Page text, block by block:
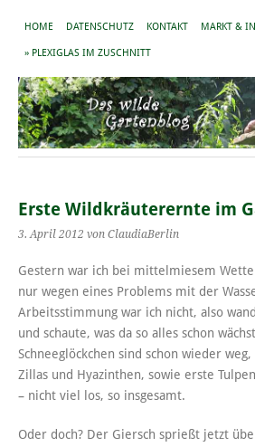
HOME DATENSCHUTZ KONTAKT MARKT &
» PLEXIGLAS IM ZUSCHNITT
Erste Wildkräuterernte im
3. April 2012 von ClaudiaBerlin
Gestern war ich bei mittelmiesem
nur wegen eines Problems mit der
Arbeitsstimmung war ich nicht, also
und schaute, was da so alles schon
Schneeglöckchen sind schon wieder
Zillas und Hyazinthen, sowie erste
– nicht viel los, so insgesamt.
Oder doch? Der Giersch sprießt jetzt